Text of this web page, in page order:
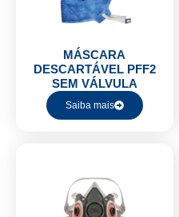
MÁSCARA
DESCARTÁVEL PFF2
SEM VÁLVULA
Saiba mais